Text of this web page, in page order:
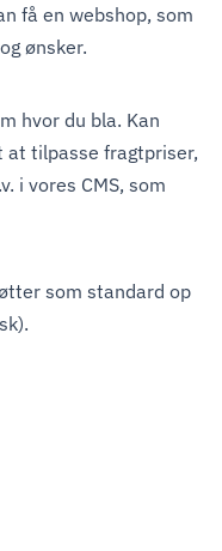
få en webshop, som
ønsker.
hvor du bla. Kan
at tilpasse fragtpriser,
i vores CMS, som
som standard op